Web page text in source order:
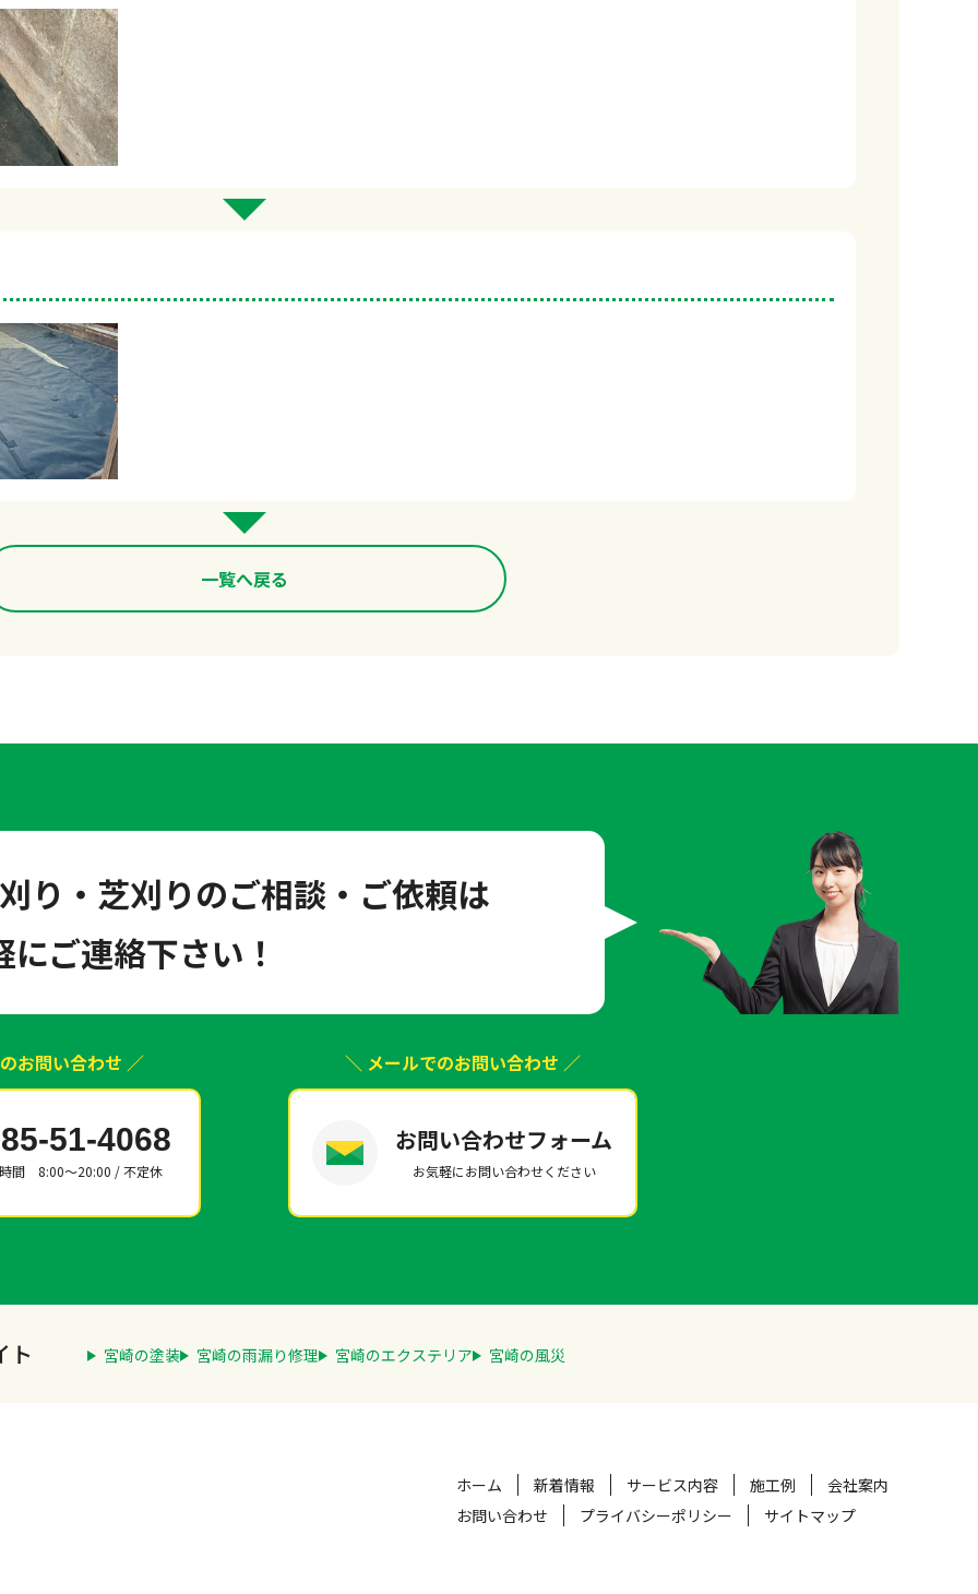
一覧へ戻る
り・芝刈りのご相談・ご依頼は
にご連絡下さい！
お問い合わせ ／
51-4068
間 8:00～20:00 / 不定休
＼ メールでのお問い合わせ ／
お問い合わせフォーム
お気軽にお問い合わせください
ト 宮崎の塗装 宮崎の雨漏り修理 宮崎のエクステリア 宮崎の風災
ホーム 新着情報 サービス内容 施工例
会社案内
お問い合わせ
プライバシーポリシー サイトマップ